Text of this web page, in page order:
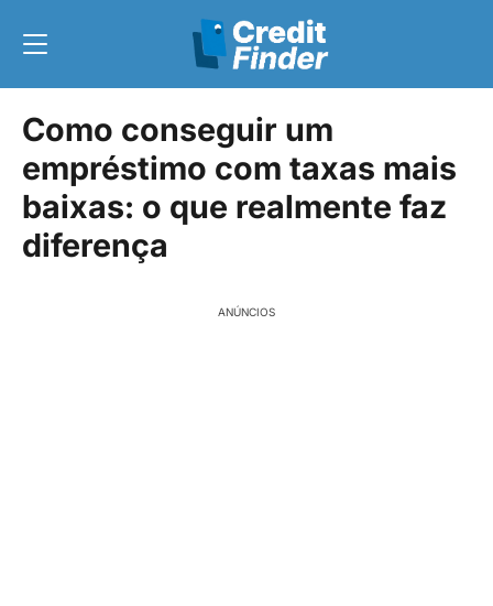
Como conseguir um
empréstimo com taxas mais
baixas: o que realmente faz
diferença
ANÚNCIOS